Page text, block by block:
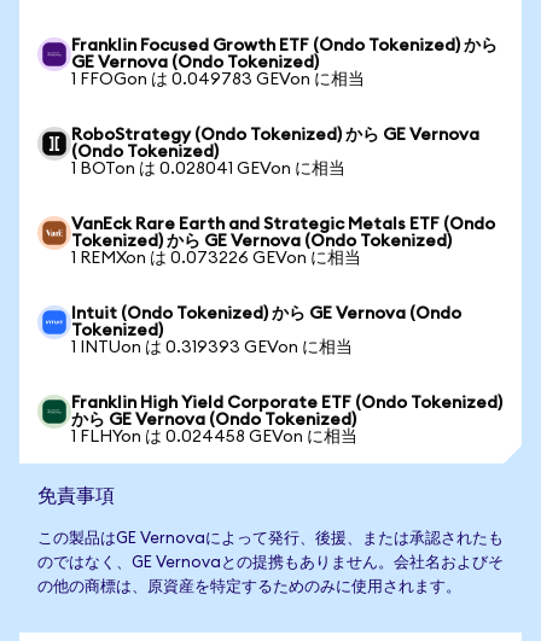
Franklin Focused Growth ETF (Ondo Tokenized) から
GE Vernova (Ondo Tokenized)
1 FFOGon は 0.049783 GEVon に相当
RoboStrategy (Ondo Tokenized) から GE Vernova
(Ondo Tokenized)
1 BOTon は 0.028041 GEVon に相当
VanEck Rare Earth and Strategic Metals ETF (Ondo
Tokenized) から GE Vernova (Ondo Tokenized)
1 REMXon は 0.073226 GEVon に相当
Intuit (Ondo Tokenized) から GE Vernova (Ondo
Tokenized)
1 INTUon は 0.319393 GEVon に相当
Franklin High Yield Corporate ETF (Ondo Tokenized)
から GE Vernova (Ondo Tokenized)
1 FLHYon は 0.024458 GEVon に相当
免責事項
この製品はGE Vernovaによって発行、後援、または承認されたも
のではなく、GE Vernovaとの提携もありません。会社名およびそ
の他の商標は、原資産を特定するためのみに使用されます。